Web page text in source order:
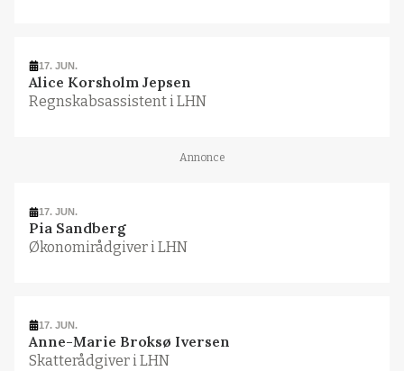
17. JUN.
Alice Korsholm Jepsen
Regnskabsassistent i LHN
Annonce
17. JUN.
Pia Sandberg
Økonomirådgiver i LHN
17. JUN.
Anne-Marie Broksø Iversen
Skatterådgiver i LHN